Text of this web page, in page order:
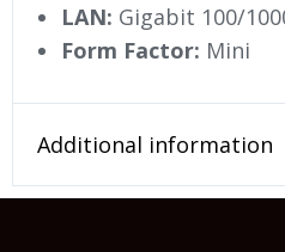
LAN: Gigabit 100/
Form Factor: Mini
Additional information